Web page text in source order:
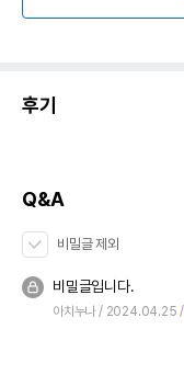
후기
Q&A
비밀글 제외
비밀글입니다.
아치누나 2024.04.25